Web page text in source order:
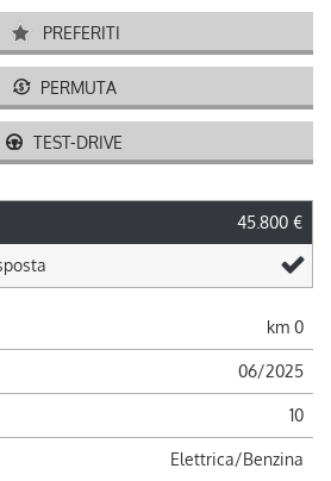
PREFERITI
PERMUTA
TEST-DRIVE
45.800 €
km 0
06/2025
10
Elettrica/Benzina